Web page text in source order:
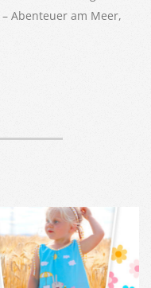
Abenteuer am Meer,